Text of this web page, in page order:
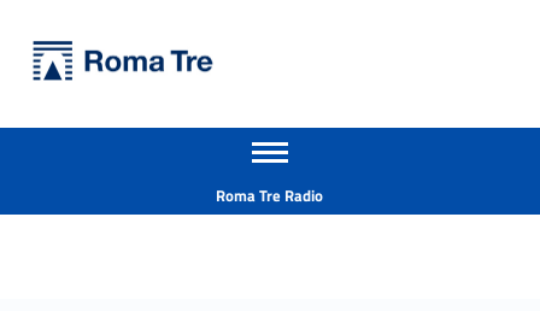
Prof. LORENZO MARMO - Università Roma Tre
Apri il menu secondario
Roma Tre Radio